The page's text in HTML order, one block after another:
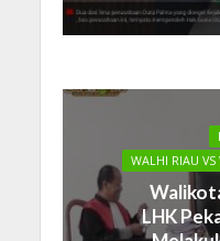
WALHI RIAU VS
LHK